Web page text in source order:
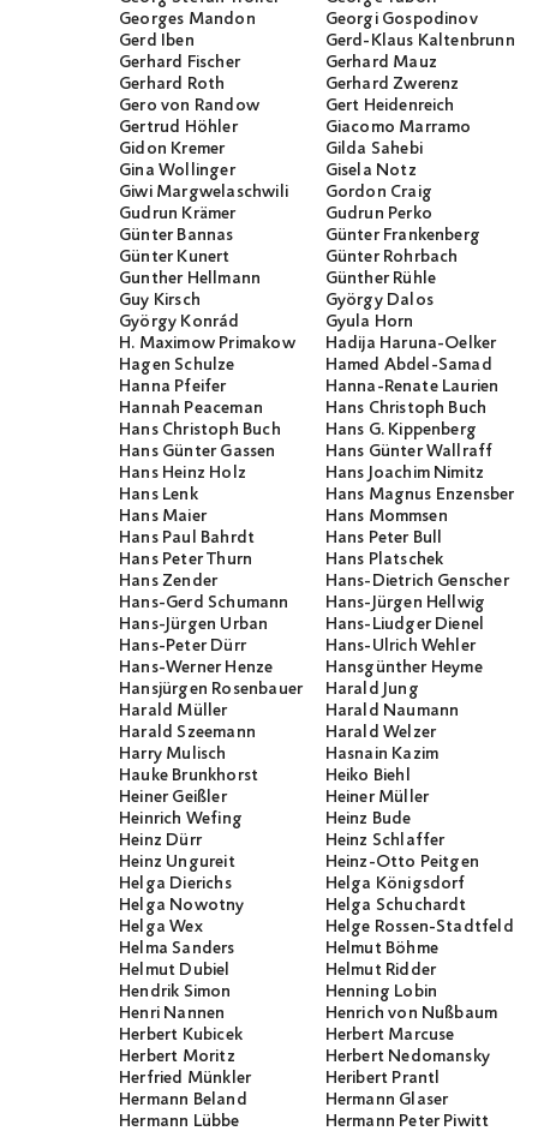
Georges Mandon
Georgi Gospodinov
Gerd Iben
Gerd-Klaus Kaltenbrunner
Gerhard Fischer
Gerhard Mauz
Gerhard Roth
Gerhard Zwerenz
Gero von Randow
Gert Heidenreich
Gertrud Höhler
Giacomo Marramo
Gidon Kremer
Gilda Sahebi
Gina Wollinger
Gisela Notz
Giwi Margwelaschwili
Gordon Craig
Gudrun Krämer
Gudrun Perko
Günter Bannas
Günter Frankenberg
Günter Kunert
Günter Rohrbach
Gunther Hellmann
Günther Rühle
Guy Kirsch
György Dalos
György Konrád
Gyula Horn
H. Maximow Primakow
Hadija Haruna-Oelker
Hagen Schulze
Hamed Abdel-Samad
Hanna Pfeifer
Hanna-Renate Laurien
Hannah Peaceman
Hans Christoph Buch
Hans Christoph Buch
Hans G. Kippenberg
Hans Günter Gassen
Hans Günter Wallraff
Hans Heinz Holz
Hans Joachim Nimitz
Hans Lenk
Hans Magnus
Hans Maier
Hans Mommsen
Hans Paul Bahrdt
Hans Peter Bull
Hans Peter Thurn
Hans Platschek
Hans Zender
Hans-Dietrich Genscher
Hans-Gerd Schumann
Hans-Jürgen Hellwig
Hans-Jürgen Urban
Hans-Liudger Dienel
Hans-Peter Dürr
Hans-Ulrich Wehler
Hans-Werner Henze
Hansgünther Heyme
Hansjürgen Rosenbauer
Harald Jung
Harald Müller
Harald Naumann
Harald Szeemann
Harald Welzer
Harry Mulisch
Hasnain Kazim
Hauke Brunkhorst
Heiko Biehl
Heiner Geißler
Heiner Müller
Heinrich Wefing
Heinz Bude
Heinz Dürr
Heinz Schlaffer
Heinz Ungureit
Heinz-Otto Peitgen
Helga Dierichs
Helga Königsdorf
Helga Nowotny
Helga Schuchardt
Helga Wex
Helge Rossen-Stadtfeld
Helma Sanders
Helmut Böhme
Helmut Dubiel
Helmut Ridder
Hendrik Simon
Henning Lobin
Henri Nannen
Henrich von Nußbaum
Herbert Kubicek
Herbert Marcuse
Herbert Moritz
Herbert Nedomansky
Herfried Münkler
Heribert Prantl
Hermann Beland
Hermann Glaser
Hermann Lübbe
Hermann Peter Piwitt